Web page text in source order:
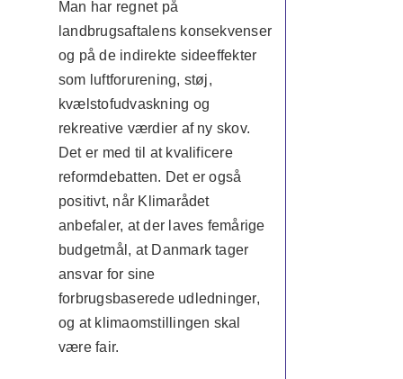
Man har regnet på
landbrugsaftalens konsekvenser
og på de indirekte sideeffekter
som luftforurening, støj,
kvælstofudvaskning og
rekreative værdier af ny skov.
Det er med til at kvalificere
reformdebatten. Det er også
positivt, når Klimarådet
anbefaler, at der laves femårige
budgetmål, at Danmark tager
ansvar for sine
forbrugsbaserede udledninger,
og at klimaomstillingen skal
være fair.